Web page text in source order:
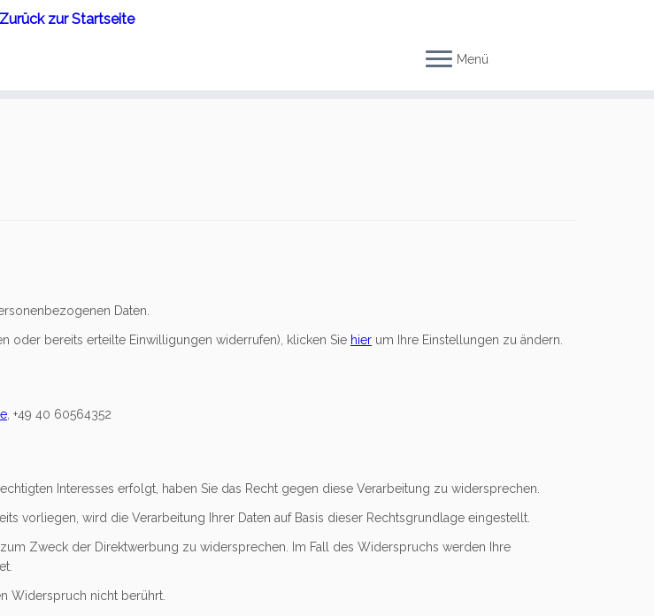
Menü
Daten.
oder bereits erteilte Einwilligungen widerrufen), klicken Sie hier um Ihre Einstellungen zu ändern.
, +49 40 60564352
Interesses erfolgt, haben Sie das Recht gegen diese Verarbeitung zu widersprechen.
vorliegen, wird die Verarbeitung Ihrer Daten auf Basis dieser Rechtsgrundlage eingestellt.
Zweck der Direktwerbung zu widersprechen. Im Fall des Widerspruchs werden Ihre
Widerspruch nicht berührt.